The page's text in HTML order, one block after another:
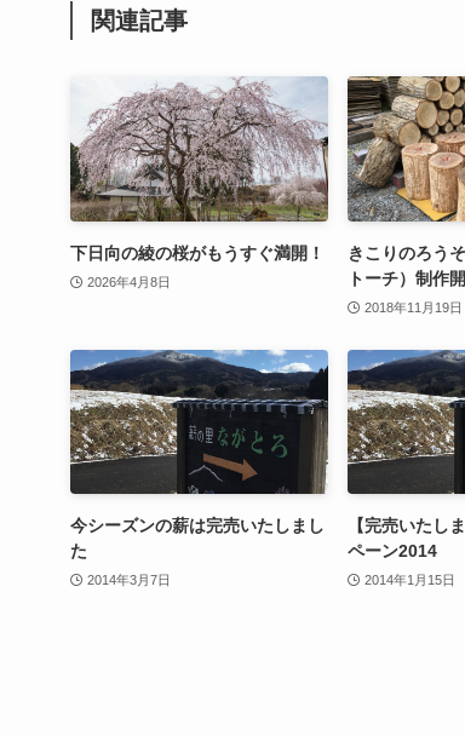
関連記事
下日向の綾の桜がもうすぐ満開！
2026年4月8日
きこりのろう
トーチ）制作
2018年11月19日
今シーズンの薪は完売いたしまし
た
2014年3月7日
【完売いたし
ペーン2014
2014年1月15日